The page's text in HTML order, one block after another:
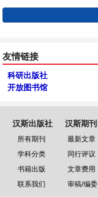
友情链接
科研出版社
开放图书馆
汉斯出版社
所有期刊
学科分类
书籍出版
联系我们
汉斯期刊
最新文章
同行评议
文章费用
审稿/编委